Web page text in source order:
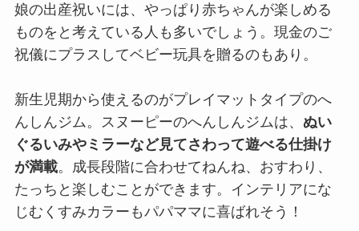
娘の出産祝いには、やっぱり赤ちゃんが楽しめる
ものをと考えている人も多いでしょう。現金のご
祝儀にプラスしてベビー玩具を贈るのもあり。
新生児期から使えるのがプレイマットタイプのへ
んしんジム。スヌーピーのへんしんジムは、 ぬい
ぐるいみやミラーなど見てさわって遊べる仕掛け
が満載。成長段階に合わせてねんね、おすわり、
たっちと楽しむことができます。インテリアにな
じむくすみカラーもパパママに喜ばれそう！